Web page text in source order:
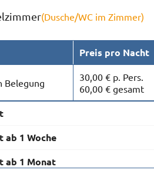
(Dusche/WC im Zimmer)
Preis pro Nacht
Belegung
30,00 € p. Pers.
60,00 € gesamt
ab 1 Woche
ab 1 Monat